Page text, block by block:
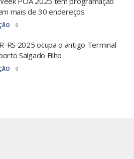
mais de 30 endereços
0
RS 2025 ocupa o antigo Terminal
Salgado Filho
0